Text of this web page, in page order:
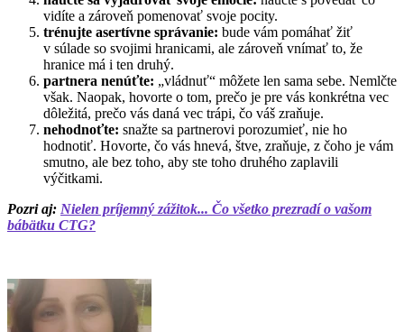
vidíte a zároveň pomenovať svoje pocity.
trénujte asertívne správanie: bude vám pomáhať žiť
v súlade so svojimi hranicami, ale zároveň vnímať to, že
hranice má i ten druhý.
partnera nenúťte: „vládnuť“ môžete len sama sebe. Nemlčte
však. Naopak, hovorte o tom, prečo je pre vás konkrétna vec
dôležitá, prečo vás daná vec trápi, čo váš zraňuje.
nehodnoťte: snažte sa partnerovi porozumieť, nie ho
hodnotiť. Hovorte, čo vás hnevá, štve, zraňuje, z čoho je vám
smutno, ale bez toho, aby ste toho druhého zaplavili
výčitkami.
Pozri aj: Nielen príjemný zážitok... Čo všetko prezradí o vašom
bábätku CTG?